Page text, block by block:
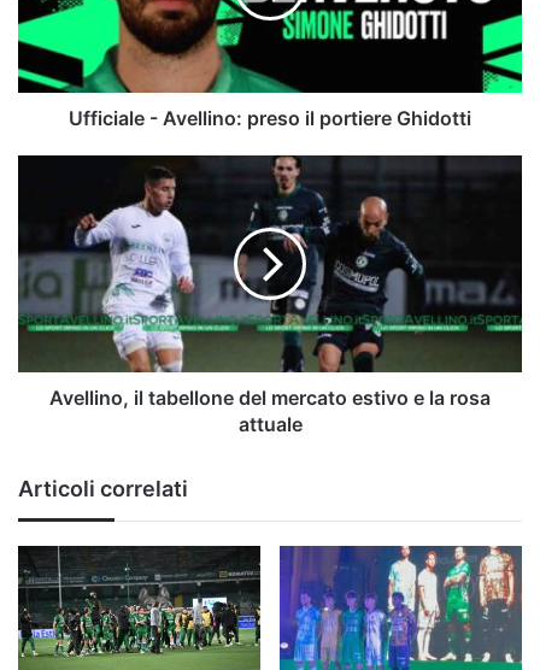
portiere
Ghidotti
Ufficiale - Avellino: preso il portiere Ghidotti
tabellone
mercato
estivo
e
rosa
attualeAvellino, il tabellone del mercato estivo e la rosa
attuale
Articoli correlati